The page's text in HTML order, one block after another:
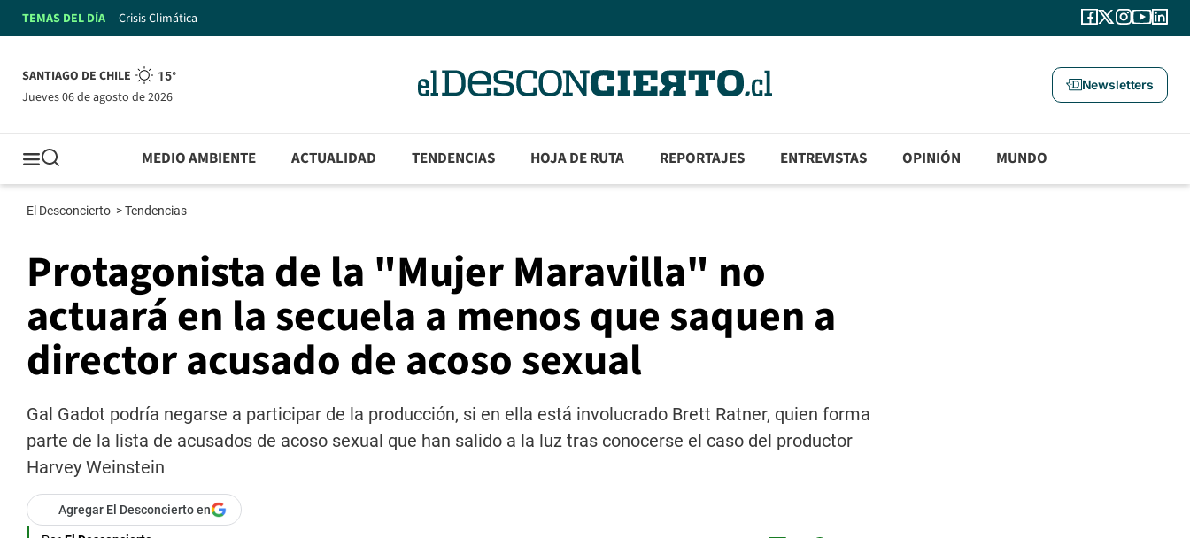
TEMAS DEL DÍA Crisis Climática
SANTIAGO DE CHILE 15°
jueves 06 de agosto de 2026
Newsletters
MEDIO AMBIENTE ACTUALIDAD TENDENCIAS HOJA DE RUTA REPORTAJES ENTREVISTAS OPINIÓN MUNDO
El Desconcierto >Tendencias
Protagonista de la "Mujer Maravilla" no
actuará en la secuela a menos que saquen a
director acusado de acoso sexual
Gal Gadot podría negarse a participar de la producción, si en ella está involucrado Brett Ratner, quien forma
parte de la lista de acusados de acoso sexual que han salido a la luz tras conocerse el caso del productor
Harvey Weinstein
Agregar El Desconcierto en